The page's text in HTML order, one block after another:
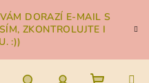
DORAZÍ E-MAIL S
ZKONTROLUJTE I
:))